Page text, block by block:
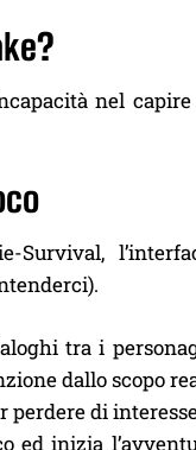
nel
Survival,
tra i
dallo scopo
perdere di
ed inizia